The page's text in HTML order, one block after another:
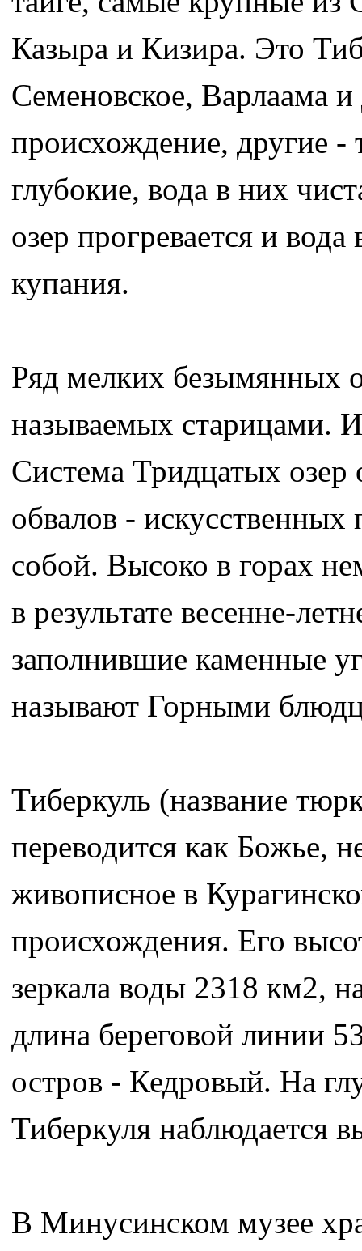
Казыра и Кизира. Это
Семеновское, Варлаама
происхождение, другие -
глубокие, вода в них
озер прогревается и
купания.
Ряд мелких безымянных
называемых старицами.
Система Тридцатых озер
обвалов -
собой. Высоко в горах
в результате весенне-
заполнившие каменные
называют Горными
Тиберкуль (название
переводится как Божье,
живописное в
происхождения. Его
зеркала воды 2318 км2,
длина береговой линии
остров - Кедровый. На
Тиберкуля наблюдается
В Минусинском музее